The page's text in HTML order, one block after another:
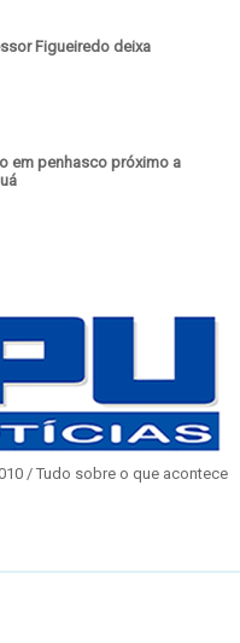
Figueiredo deixa
em penhasco próximo a
/ Tudo sobre o que acontece